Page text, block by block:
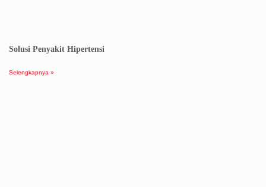
Solusi Penyakit Hipertensi
Selengkapnya »